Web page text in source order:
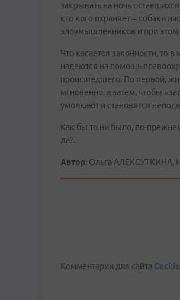
закрывать на ночь
кто кого охраняет – собаки
злоумышленников и при этом
Что касается законности, то
надеются на помощь
происшедшего. По первой,
мгновенно, а затем, чтобы
умолкают и становятся
Как бы то ни было, по-
ли?..
Автор: Ольга АЛЕКСУТКИНА,
Комментарии для сайта Cackle